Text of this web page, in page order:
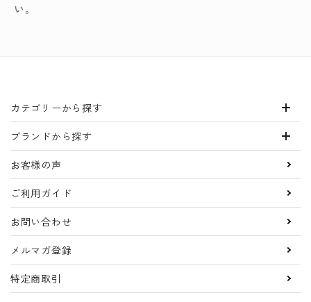
い。
カテゴリーから探す
ブランドから探す
お客様の声
ご利用ガイド
お問い合わせ
メルマガ登録
特定商取引